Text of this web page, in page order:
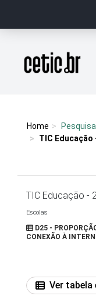
Página inicial
Home
TIC Educação
TIC Educação -
Escolas
D25 -
CONEXÃO À
Ver tabela